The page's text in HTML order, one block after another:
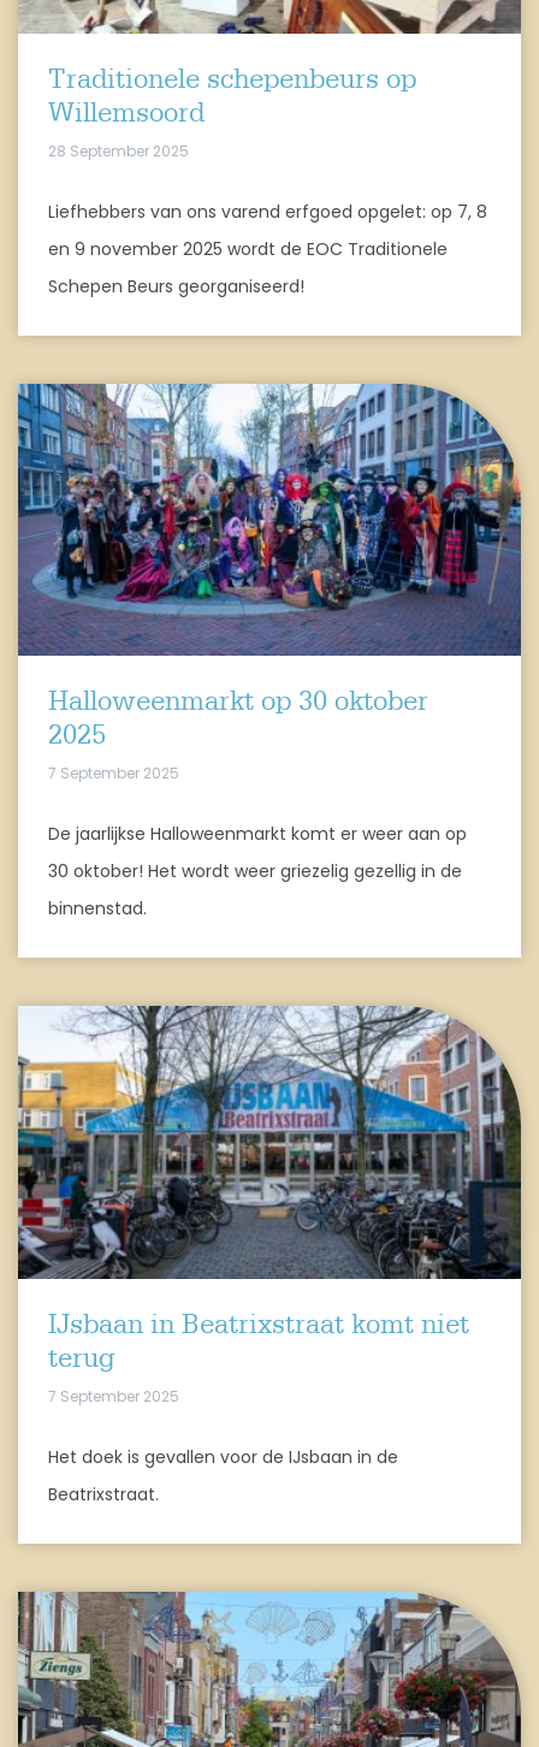
Traditionele schepenbeurs op
Willemsoord
28 September 2025
Liefhebbers van ons varend erfgoed opgelet: op 7, 8
en 9 november 2025 wordt de EOC Traditionele
Schepen Beurs georganiseerd!
Halloweenmarkt op 30 oktober
2025
7 September 2025
De jaarlijkse Halloweenmarkt komt er weer aan op
30 oktober! Het wordt weer griezelig gezellig in de
binnenstad.
IJsbaan in Beatrixstraat komt niet
terug
7 September 2025
Het doek is gevallen voor de IJsbaan in de
Beatrixstraat.